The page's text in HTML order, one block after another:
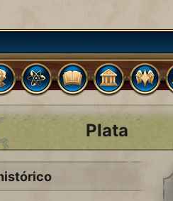
Plata